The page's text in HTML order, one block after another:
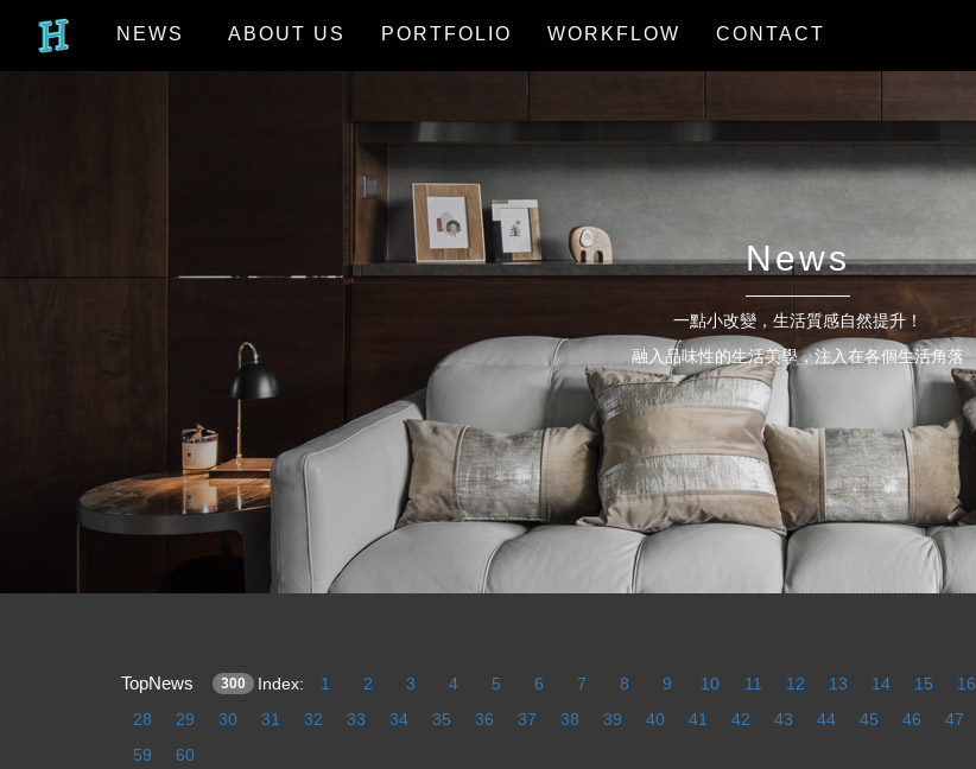
NEWS ABOUT US PORTFOLIO WORKFLOW CONTACT
News
一點小改變，生活質感自然提升！
融入品味性的生活美學，注入在各個生活角落
TopNews 300 Index: 1 2 3 4 5 6 7 8 9 10 11 12 13 14 15 16
28
29 30 31 32 33 34 35 36 37 38 39 40 41 42 43 44 45 46 47
59
60